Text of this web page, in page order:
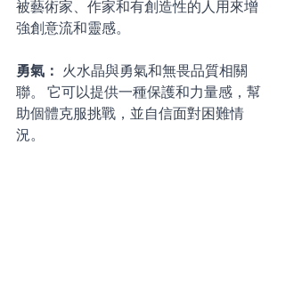
被藝術家、作家和有創造性的人用來增
強創意流和靈感。
勇氣： 火水晶與勇氣和無畏品質相關
聯。 它可以提供一種保護和力量感，幫
助個體克服挑戰，並自信面對困難情
況。